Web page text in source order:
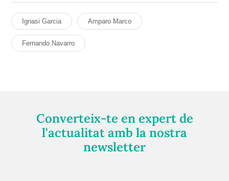
Ignasi Garcia Amparo Marco
Fernando Navarro
Converteix-te en expert de
l'actualitat amb la nostra
newsletter